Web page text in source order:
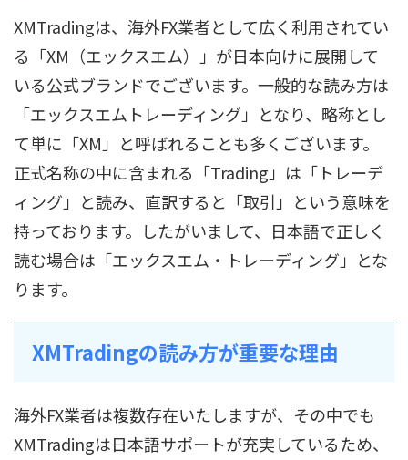
XMTradingは、海外FX業者として広く利用されてい
る「XM（エックスエム）」が日本向けに展開して
いる公式ブランドでございます。一般的な読み方は
「エックスエムトレーディング」となり、略称とし
て単に「XM」と呼ばれることも多くございます。
正式名称の中に含まれる「Trading」は「トレーデ
ィング」と読み、直訳すると「取引」という意味を
持っております。したがいまして、日本語で正しく
読む場合は「エックスエム・トレーディング」とな
ります。
XMTradingの読み方が重要な理由
海外FX業者は複数存在いたしますが、その中でも
XMTradingは日本語サポートが充実しているため、